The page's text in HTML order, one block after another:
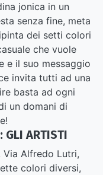
jonica in un
senza fine, meta
dei setti colori
che vuole
e il suo messaggio
invita tutti ad una
basta ad ogni
un domani di
GLI ARTISTI
Via Alfredo Lutri,
colori diversi,